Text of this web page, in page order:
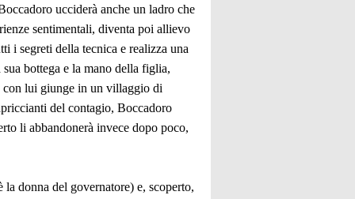
ucciderà anche un ladro che
sentimentali, diventa poi allievo
i segreti della tecnica e realizza una
bottega e la mano della figlia,
con lui giunge in un villaggio di
del contagio, Boccadoro
li abbandonerà invece dopo poco,
donna del governatore) e, scoperto,